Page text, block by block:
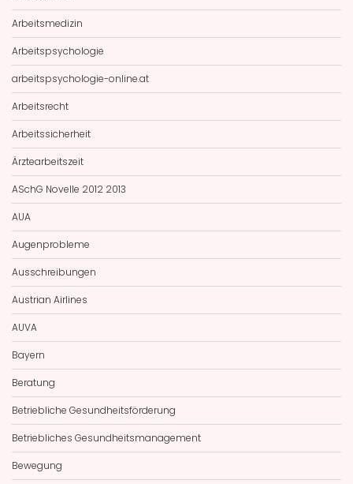
Arbeitsmedizin
Arbeitspsychologie
arbeitspsychologie-online.at
Arbeitsrecht
Arbeitssicherheit
Ärztearbeitszeit
ASchG Novelle 2012 2013
AUA
Augenprobleme
Ausschreibungen
Austrian Airlines
AUVA
Bayern
Beratung
Betriebliche Gesundheitsförderung
Betriebliches Gesundheitsmanagement
Bewegung